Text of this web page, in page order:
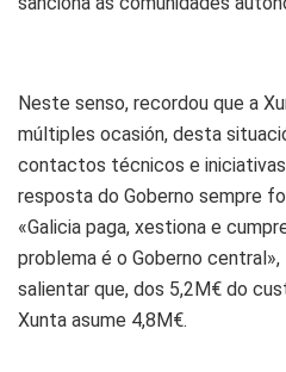
Neste senso, recordou que a
múltiples ocasión, desta
contactos técnicos e
resposta do Goberno sempre
«Galicia paga, xestiona e
problema é o Goberno
salientar que, dos 5,2M€ do
Xunta asume 4,8M€.